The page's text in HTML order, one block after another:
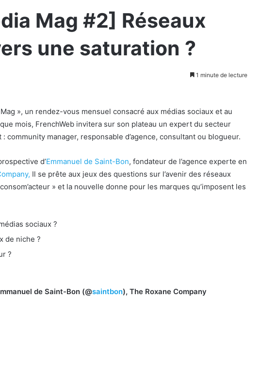
Mag #2] Réseaux
une saturation ?
1 minute de lecture
», un rendez-vous mensuel consacré aux médias sociaux et au
mois, FrenchWeb invitera sur son plateau un expert du secteur
community manager, responsable d’agence, consultant ou blogueur.
d’Emmanuel de Saint-Bon, fondateur de l’agence experte en
Il se prête aux jeux des questions sur l’avenir des réseaux
» et la nouvelle donne pour les marques qu’imposent les
sociaux ?
de niche ?
?
de Saint-Bon (@saintbon), The Roxane Company